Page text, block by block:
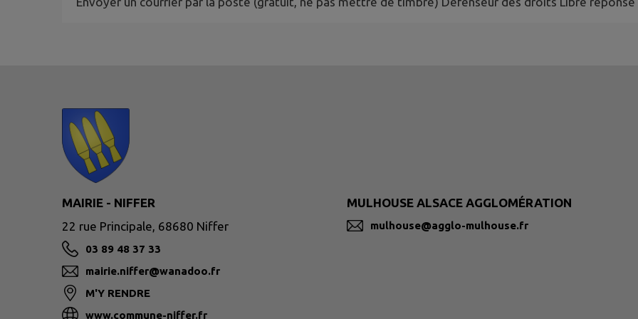
MAIRIE - NIFFER
22 rue Principale, 68680 Niffer
03 89 48 37 33
mairie.niffer@wanadoo.fr
M'Y RENDRE
www.commune-niffer.fr
MULHOUSE ALSACE AGGLOMÉRATION
mulhouse@agglo-mulhouse.fr